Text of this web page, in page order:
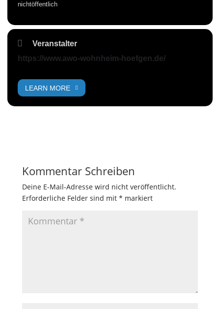
nichtöffentlich
Veranstalter
https://www.awo-wohnheim-hoefgen.de/
LEARN MORE
Kommentar Schreiben
Deine E-Mail-Adresse wird nicht veröffentlicht.
Erforderliche Felder sind mit * markiert